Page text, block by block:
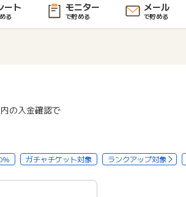
ート
る
モニター
で貯める
メール
で貯める
の入金確認で
ガチャチケット対象 ランクアップ対象